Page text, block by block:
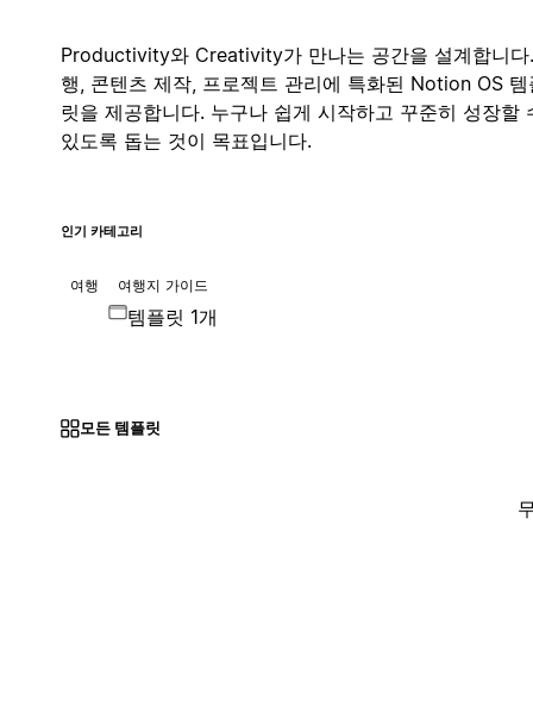
Productivity와 Creativity가 만나는 공간을 설계합니다
행, 콘텐츠 제작, 프로젝트 관리에 특화된 Notion OS 템
릿을 제공합니다. 누구나 쉽게 시작하고 꾸준히 성장할
있도록 돕는 것이 목표입니다.
인기 카테고리
여행 여행지 가이드
템플릿 1개
모든 템플릿